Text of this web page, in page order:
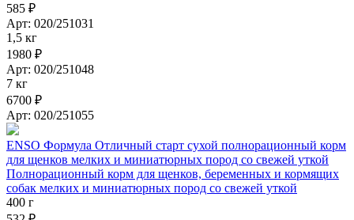
585 ₽
Арт: 020/251031
1,5 кг
1980 ₽
Арт: 020/251048
7 кг
6700 ₽
Арт: 020/251055
ENSO Формула Отличный старт сухой полнорационный корм
для щенков мелких и миниатюрных пород со свежей уткой
Полнорационный корм для щенков, беременных и кормящих
собак мелких и миниатюрных пород со свежей уткой
400 г